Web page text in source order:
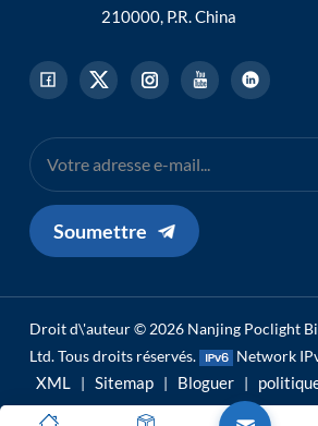
210000, P.R. China
Soumettre
Droit d\'auteur © 2026 Nanjing Poclight
Ltd. Tous droits réservés.
Network
XML | Sitemap | Bloguer |